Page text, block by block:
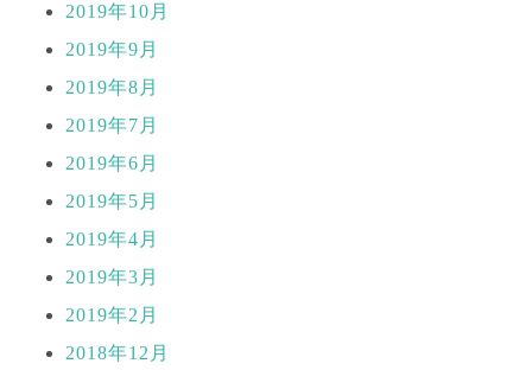
2019年10月
2019年9月
2019年8月
2019年7月
2019年6月
2019年5月
2019年4月
2019年3月
2019年2月
2018年12月